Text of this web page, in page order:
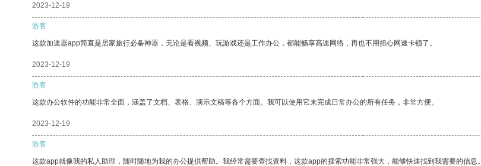
2023-12-19
游客
这款加速器app简直是居家旅行必备神器，无论是看视频、玩游戏还是工作办公，都能畅享高速网络，再也不用担心网速卡顿了。
2023-12-19
游客
这款办公软件的功能非常全面，涵盖了文档、表格、演示文稿等各个方面。我可以使用它来完成日常办公的所有任务，非常方便。
2023-12-19
游客
这款app就像我的私人助理，随时随地为我的办公提供帮助。我经常需要查找资料，这款app的搜索功能非常强大，能够快速找到我需要的信息。